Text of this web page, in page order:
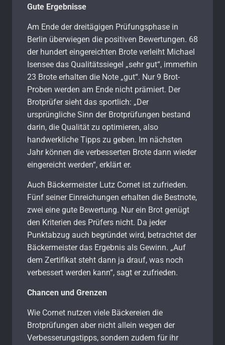
Gute Ergebnisse
Am Ende der dreitägigen Prüfungsphase in
Berlin überwiegen die positiven Bewertungen. 68
der hundert eingereichten Brote verleiht Michael
Isensee das Qualitätssiegel „sehr gut“, immerhin
23 Brote erhalten die Note „gut“. Nur 9 Brot-
Proben werden am Ende nicht prämiert. Der
Brotprüfer sieht das sportlich: „Der
ursprüngliche Sinn der Brotprüfungen bestand
darin, die Qualität zu optimieren, also
handwerkliche Tipps zu geben. Im nächsten
Jahr können die verbesserten Brote dann wieder
eingereicht werden“, erklärt er.
Auch Bäckermeister Lutz Cornet ist zufrieden.
Fünf seiner Einreichungen erhalten die Bestnote,
zwei eine gute Bewertung. Nur ein Brot genügt
den Kriterien des Prüfers nicht. Da jeder
Punktabzug auch begründet wird, betrachtet der
Bäckermeister das Ergebnis als Gewinn. „Auf
dem Zertifikat steht dann ja drauf, was noch
verbessert werden kann“, sagt er zufrieden.
Chancen und Grenzen
Wie Cornet nutzen viele Bäckereien die
Brotprüfungen aber nicht allein wegen der
Verbesserungstipps, sondern zudem für ihr